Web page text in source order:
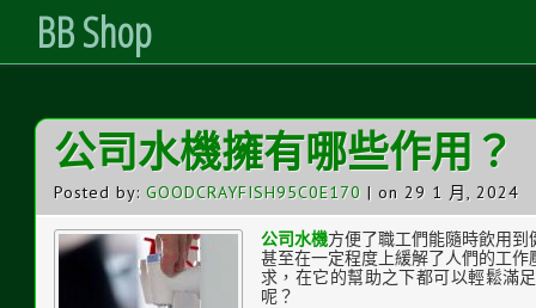
BB Shop
公司水機擁有哪些作用？
Posted by: GOODCRAYFISH95C0E170 | on 29 1 月, 2024
公司水機方便了職工們能隨時飲用到
甚至在一定程度上緩解了人們的工
求，在它的幫助之下都可以輕鬆滿
呢？